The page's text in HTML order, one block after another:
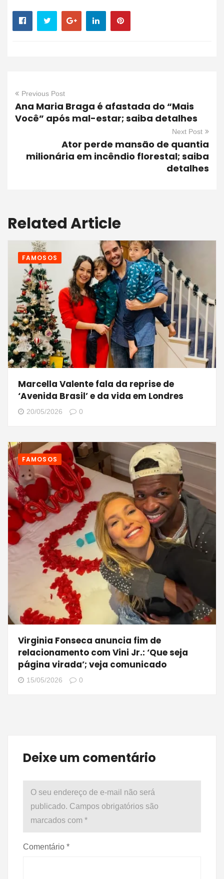
Previous Post
Ana Maria Braga é afastada do “Mais
Você” após mal-estar; saiba detalhes
Next Post
Ator perde mansão de quantia
milionária em incêndio florestal; saiba
detalhes
Related Article
FAMOSOS
Marcella Valente fala da reprise de
‘Avenida Brasil’ e da vida em Londres
20/05/2026 0
FAMOSOS
Virginia Fonseca anuncia fim de
relacionamento com Vini Jr.: ‘Que seja
página virada’; veja comunicado
15/05/2026 0
Deixe um comentário
O seu endereço de e-mail não será
publicado. Campos obrigatórios são
marcados com *
Comentário *